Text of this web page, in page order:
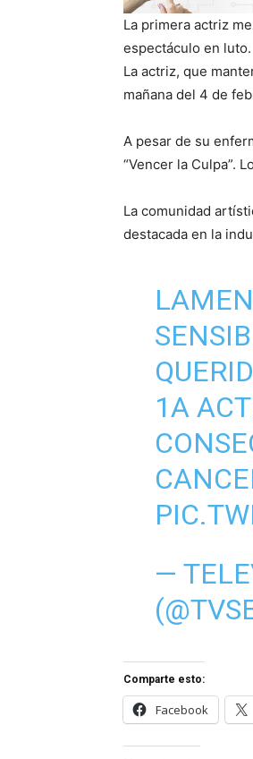
La primera actriz
espectáculo en
La actriz, que
mañana del 4 de
A pesar de su
“Vencer la Culpa”.
La comunidad
destacada en la
1A
—
Comparte esto:
Facebook